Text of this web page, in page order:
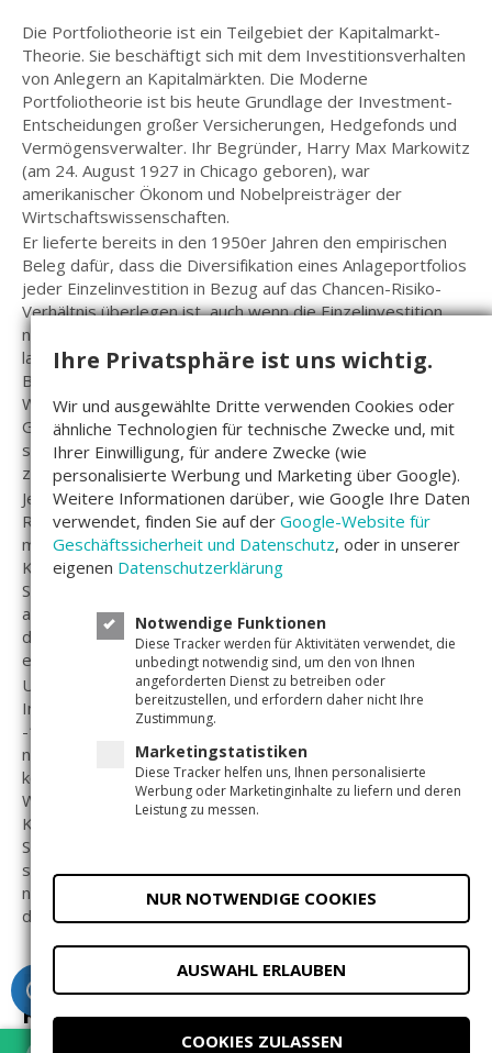
Die Portfoliotheorie ist ein Teilgebiet der Kapitalmarkt-
Theorie. Sie beschäftigt sich mit dem Investitionsverhalten
von Anlegern an Kapitalmärkten. Die Moderne
Portfoliotheorie ist bis heute Grundlage der Investment-
Entscheidungen großer Versicherungen, Hedgefonds und
Vermögensverwalter. Ihr Begründer, Harry Max Markowitz
(am 24. August 1927 in Chicago geboren), war
amerikanischer Ökonom und Nobelpreisträger der
Wirtschaftswissenschaften.
Er lieferte bereits in den 1950er Jahren den empirischen
Beleg dafür, dass die Diversifikation eines Anlageportfolios
jeder Einzelinvestition in Bezug auf das Chancen-Risiko-
Verhältnis überlegen ist, auch wenn die Einzelinvestition
noch so gut ausgewählt ist. Als Portfolio bezeichnet man
laut Börsenlexikon alle Wertgegenstände, die sich im
Besitz eines Investors befinden. Damit sind vorrangig
Wertpapiere gemeint, aber auch Immobilien und
Grundbesitz gehören dazu. Die einzelnen Kapitalanlagen
sollten nie isoliert betrachtet werden, sondern immer
zueinander in Bezug gesetzt werden.
Jede Investition hat Auswirkungen auf die Rendite und das
Risiko des gesamten Anlageportfolios. Zunächst ermittelt
man den Erwartungswert für künfige Erträge einer
Kapitalanlage. Anschließend legt man den Fokus auf die
Schwankungsbreite der Erträge, da jede Anlage sich
anders entwickeln kann als erwartet. Hierfür nimmt man
die Standardabweichung der erwarteten Erträge und
ermittelt so Ausreißer in beide Richtungen.
Und schließlich betrachtet man die Korrelation der
Investments untereinander. Sie kann einen Wert zwischen
-1 und 1 annehmen. Wenn eine Kapitalanlage überhaupt
nicht auf Wertschwankungen einer anderen reagiert, so
korrelieren sie nicht miteinander. In diesem Fall ist der
Wert gleich 0. Sollte eine Wertschwankung einer
Kapitalanlage nicht immer zu einer gleichwertigen
Schwankung einer anderen führen, spricht man von einem
schwachen Korrelationswert. Kapitalanlagen können auch
negativ korrelieren. Ein Wertanstieg einer Anlage führt
dann zu einem Wertabfall einer anderen.
Diversifikation und korrelierte
Kapitalanlagen
Ihre Privatsphäre ist uns wichtig.
Wir und ausgewählte Dritte verwenden Cookies oder
ähnliche Technologien für technische Zwecke und, mit
Ihrer Einwilligung, für andere Zwecke (wie
personalisierte Werbung und Marketing über Google).
Weitere Informationen darüber, wie Google Ihre Daten
verwendet, finden Sie auf der Google-Website für
Geschäftssicherheit und Datenschutz, oder in unserer
eigenen Datenschutzerklärung
Notwendige Funktionen
Diese Tracker werden für Aktivitäten verwendet, die
unbedingt notwendig sind, um den von Ihnen
angeforderten Dienst zu betreiben oder
bereitzustellen, und erfordern daher nicht Ihre
Zustimmung.
Marketingstatistiken
Diese Tracker helfen uns, Ihnen personalisierte
Werbung oder Marketinginhalte zu liefern und deren
Leistung zu messen.
NUR NOTWENDIGE COOKIES
AUSWAHL ERLAUBEN
COOKIES ZULASSEN